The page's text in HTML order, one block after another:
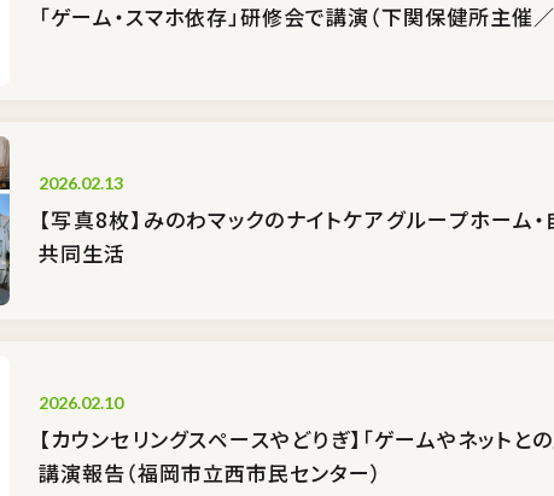
「ゲーム・スマホ依存」研修会で講演（下関保健所主催／
2026.02.13
【写真8枚】みのわマックのナイトケア――グループホーム
共同生活
2026.02.10
【カウンセリングスペースやどりぎ】「ゲームやネットと
講演報告（福岡市立西市民センター）